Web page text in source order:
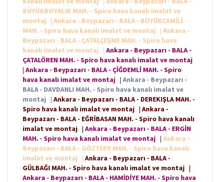
BÜYÜKBOYALIK MAH. - Spiro hava kanalı imalat ve
montaj
| Ankara - Beypazarı - BALA - BÜYÜKCAMİLİ
MAH. - Spiro hava kanalı imalat ve montaj
| Ankara -
Beypazarı - BALA - ÇATALÇEŞME MAH. - Spiro hava
kanalı imalat ve montaj
| Ankara - Beypazarı - BALA -
ÇATALÖREN MAH. - Spiro hava kanalı imalat ve montaj
| Ankara - Beypazarı - BALA - ÇİĞDEMLİ MAH. - Spiro
hava kanalı imalat ve montaj | Ankara - Beypazarı -
BALA - DAVDANLI MAH. - Spiro hava kanalı imalat ve
montaj | Ankara - Beypazarı - BALA - DEREKIŞLA MAH. -
Spiro hava kanalı imalat ve montaj | Ankara -
Beypazarı - BALA - EĞRİBASAN MAH. - Spiro hava kanalı
imalat ve montaj | Ankara - Beypazarı - BALA - ERGİN
MAH. - Spiro hava kanalı imalat ve montaj | Ankara -
Beypazarı - BALA - GÖZTEPE MAH. - Spiro hava kanalı
imalat ve montaj
| Ankara - Beypazarı - BALA -
GÜLBAĞI MAH. - Spiro hava kanalı imalat ve montaj |
Ankara - Beypazarı - BALA - HAMİDİYE MAH. - Spiro hava